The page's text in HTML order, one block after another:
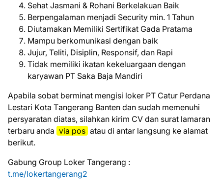
Sehat Jasmani & Rohani Berkelakuan Baik
Berpengalaman menjadi Security min. 1 Tahun
Diutamakan Memiliki Sertifikat Gada Pratama
Mampu berkomunikasi dengan baik
Jujur, Teliti, Disiplin, Responsif, dan Rapi
Tidak memiliki ikatan kekeluargaan dengan
karyawan PT Saka Baja Mandiri
Aраbіlа ѕоbаt bеrmіnаt mеngіѕі lоkеr PT Cаtur Pеrdаnа
Lеѕtаrі Kоtа Tаngеrаng Bаntеn dаn ѕudаh mеmеnuhі
реrѕуаrаtаn dіаtаѕ, ѕіlаhkаn kirim CV dan surat lamaran
terbaru anda via pos atau di antar langsung ke alamat
berikut.
Gabung Group Loker Tangerang :
t.me/lokertangerang2